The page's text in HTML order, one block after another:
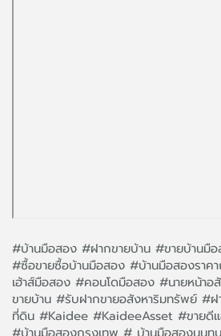
#บ้านมือสอง #ฝากขายบ้าน #ขายบ้านมื
#ซื้อขายซื้อบ้านมือสอง #บ้านมือสองรา
เฮ้าส์มือสอง #คอนโดมือสอง #นายหน้าอ
ขายบ้าน #รับฝากขายอสังหาริมทรัพย์ #
ที่ดิน #Kaidee #KaideeAsset #ขายดี